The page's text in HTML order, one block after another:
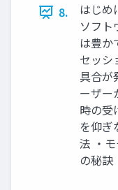
8.
はじめ
ソフト
は豊か
セッシ
具合が
ーザー
時の受
を仰ぎ
法 ・
の秘訣